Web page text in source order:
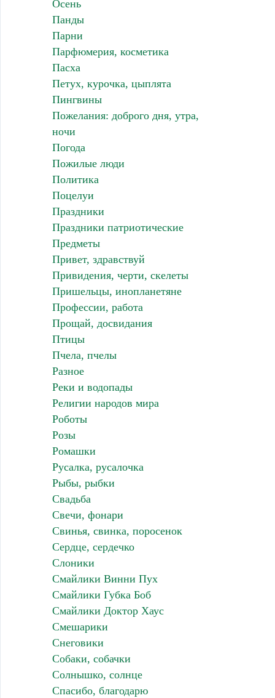
Осень
Панды
Парни
Парфюмерия, косметика
Пасха
Петух, курочка, цыплята
Пингвины
Пожелания: доброго дня, утра,
ночи
Погода
Пожилые люди
Политика
Поцелуи
Праздники
Праздники патриотические
Предметы
Привет, здравствуй
Привидения, черти, скелеты
Пришельцы, инопланетяне
Профессии, работа
Прощай, досвидания
Птицы
Пчела, пчелы
Разное
Реки и водопады
Религии народов мира
Роботы
Розы
Ромашки
Русалка, русалочка
Рыбы, рыбки
Свадьба
Свечи, фонари
Свинья, свинка, поросенок
Сердце, сердечко
Слоники
Смайлики Винни Пух
Смайлики Губка Боб
Смайлики Доктор Хаус
Смешарики
Снеговики
Собаки, собачки
Солнышко, солнце
Спасибо, благодарю